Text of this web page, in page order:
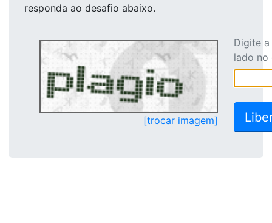
responda ao desafio abaixo.
[trocar imagem]
Digite
lado no